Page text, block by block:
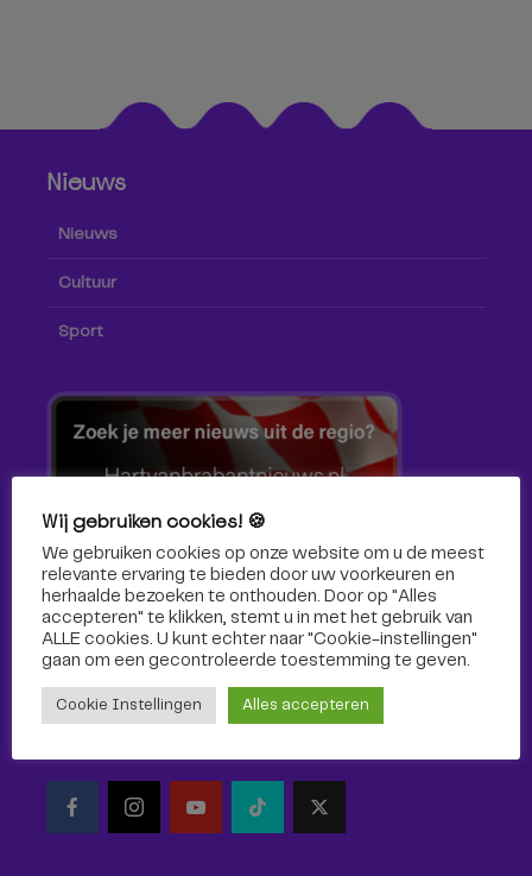
Nieuws
Nieuws
Cultuur
Sport
Volg ons!
Volg Omroep Tilburg niet alleen hier, maar ook via social
Wij gebruiken cookies! 🍪
We gebruiken cookies op onze website om u de meest
relevante ervaring te bieden door uw voorkeuren en
herhaalde bezoeken te onthouden. Door op "Alles
accepteren" te klikken, stemt u in met het gebruik van
ALLE cookies. U kunt echter naar "Cookie-instellingen"
gaan om een ​​gecontroleerde toestemming te geven.
Cookie Instellingen Alles accepteren